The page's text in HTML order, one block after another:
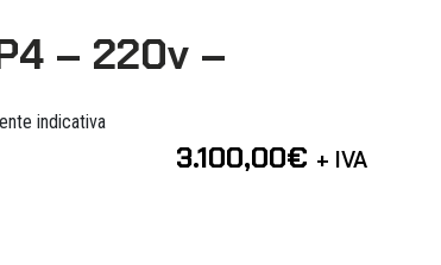
– 220v –
indicativa
3.100,00€ + IVA